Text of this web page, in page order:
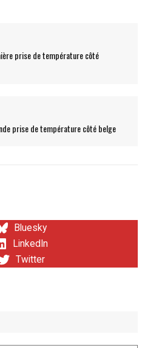
prise de température côté
prise de température côté belge
Bluesky
LinkedIn
Twitter